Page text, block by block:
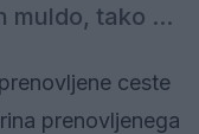
muldo, tako ...
ceste
prenovljenega